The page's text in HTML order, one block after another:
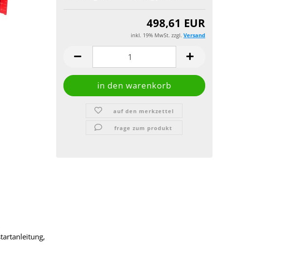
498,61 EUR
inkl. 19% MwSt. zzgl. Versand
auf den merkzettel
frage zum produkt